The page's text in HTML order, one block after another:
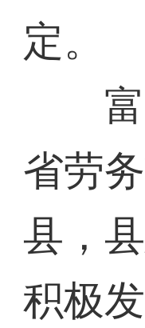
定。
富
省劳
县，
积极